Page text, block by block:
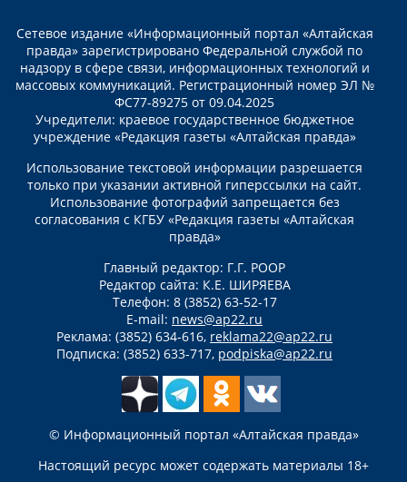
Сетевое издание «Информационный портал «Алтайская
правда» зарегистрировано Федеральной службой по
надзору в сфере связи, информационных технологий и
массовых коммуникаций. Регистрационный номер ЭЛ №
ФС77-89275 от 09.04.2025
Учредители: краевое государственное бюджетное
учреждение «Редакция газеты «Алтайская правда»
Использование текстовой информации разрешается
только при указании активной гиперссылки на сайт.
Использование фотографий запрещается без
согласования с КГБУ «Редакция газеты «Алтайская
правда»
Главный редактор: Г.Г. РООР
Редактор сайта: К.Е. ШИРЯЕВА
Телефон: 8 (3852) 63-52-17
E-mail: news@ap22.ru
Реклама: (3852) 634-616, reklama22@ap22.ru
Подписка: (3852) 633-717, podpiska@ap22.ru
© Информационный портал «Алтайская правда»
Настоящий ресурс может содержать материалы 18+